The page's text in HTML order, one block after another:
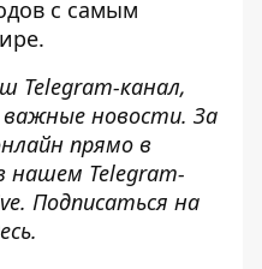
с самым
.
Telegram-канал,
новости. За
прямо в
нашем Telegram-
. Подписаться на
.